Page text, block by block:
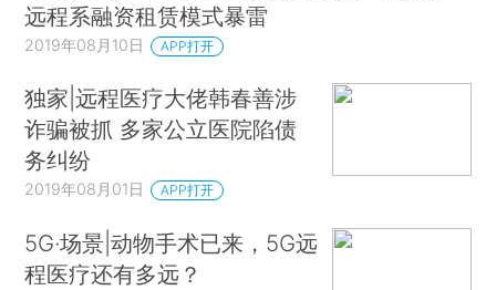
远程系融资租赁模式暴雷
2019年08月10日 APP打开
独家|远程医疗大佬韩春善涉
诈骗被抓 多家公立医院陷债
务纠纷
2019年08月01日 APP打开
5G·场景|动物手术已来，5G远
程医疗还有多远？